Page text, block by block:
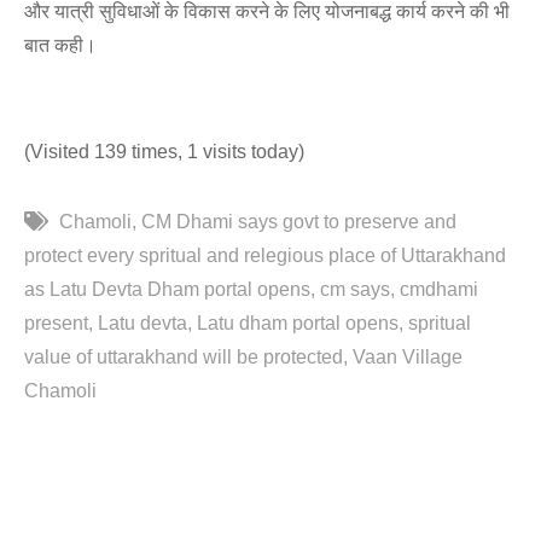
और यात्री सुविधाओं के विकास करने के लिए योजनाबद्ध कार्य करने की भी
बात कही।
(Visited 139 times, 1 visits today)
Chamoli CM Dhami says govt to preserve and
protect every spritual and relegious place of Uttarakhand
as Latu Devta Dham portal opens cm says cmdhami
present
Latu devta Latu dham portal opens spritual
value of uttarakhand will be protected Vaan Village
Chamoli